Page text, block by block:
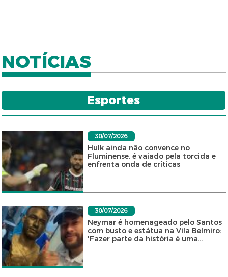
NOTÍCIAS
Esportes
30/07/2026
Hulk ainda não convence no
Fluminense, é vaiado pela torcida e
enfrenta onda de críticas
30/07/2026
Neymar é homenageado pelo Santos
com busto e estátua na Vila Belmiro:
'Fazer parte da história é uma...